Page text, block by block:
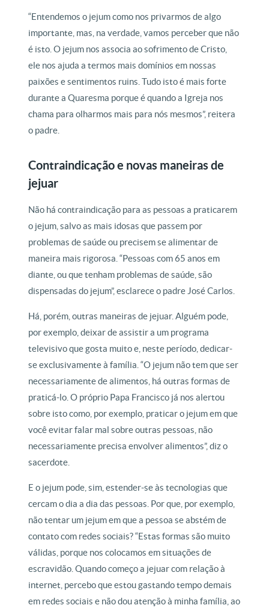
“Entendemos o jejum como nos privarmos de algo
importante, mas, na verdade, vamos perceber que não
é isto. O jejum nos associa ao sofrimento de Cristo,
ele nos ajuda a termos mais domínios em nossas
paixões e sentimentos ruins. Tudo isto é mais forte
durante a Quaresma porque é quando a Igreja nos
chama para olharmos mais para nós mesmos”, reitera
o padre.
Contraindicação e novas maneiras de
jejuar
Não há contraindicação para as pessoas a praticarem
o jejum, salvo as mais idosas que passem por
problemas de saúde ou precisem se alimentar de
maneira mais rigorosa. “Pessoas com 65 anos em
diante, ou que tenham problemas de saúde, são
dispensadas do jejum”, esclarece o padre José Carlos.
Há, porém, outras maneiras de jejuar. Alguém pode,
por exemplo, deixar de assistir a um programa
televisivo que gosta muito e, neste período, dedicar-
se exclusivamente à família. “O jejum não tem que ser
necessariamente de alimentos, há outras formas de
praticá-lo. O próprio Papa Francisco já nos alertou
sobre isto como, por exemplo, praticar o jejum em que
você evitar falar mal sobre outras pessoas, não
necessariamente precisa envolver alimentos”, diz o
sacerdote.
E o jejum pode, sim, estender-se às tecnologias que
cercam o dia a dia das pessoas. Por que, por exemplo,
não tentar um jejum em que a pessoa se abstém de
contato com redes sociais? “Estas formas são muito
válidas, porque nos colocamos em situações de
escravidão. Quando começo a jejuar com relação à
internet, percebo que estou gastando tempo demais
em redes sociais e não dou atenção à minha família, ao